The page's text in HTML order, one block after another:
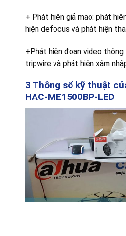
+ Phát hiện giả mạo: phát
hiện defocus và phát hiện
+Phát hiện đoạn video thông
tripwire và phát hiện xâm
3 Thông số kỹ thuật
HAC-ME1500BP-LED